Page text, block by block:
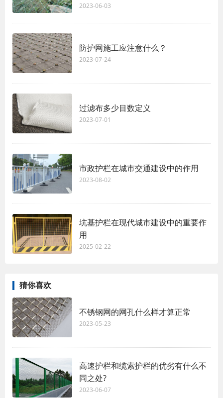
2023-06-03
防护网施工应注意什么？
2023-07-24
过滤布多少目数定义
2023-07-01
市政护栏在城市交通建设中的作用
2023-08-02
坑基护栏在现代城市建设中的重要作
用
2025-02-22
猜你喜欢
不锈钢网的网孔什么样才算正常
2023-05-23
高速护栏和缆索护栏的优劣有什么不
同之处?
2023-06-07